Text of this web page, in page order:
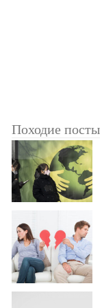
Походие посты